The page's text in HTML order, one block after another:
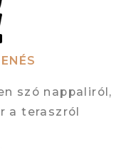
szó nappaliról,
a teraszról